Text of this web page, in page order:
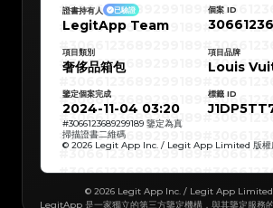
#3066123689299189
#3066123689299189
#3066123689299189
#3066123689299189
#3066123689299189
#3066123689299189
#3066123689299189
#3066123689299189
#3066123689299189
#3066123689299189
#3066123689299189
#3066123689299189
#3066123689299189
#3066123689299189
#3066123689299189
#3066123689299189
#3066123689299189
#3066123689299189
#3066123689299189
#3066123689299189
證書持有人 已驗證
LegitApp Team
個案 ID
項目類別
奢侈品箱包
項目品牌
Louis
鑒定個案完成
2024-11-04 03:20
標籤 ID
#3066123689299189 鑒定為真
掃描證書二維碼
© 2026 Legit App Inc. / Legit App Limited 版權
© 2026 Legit App Inc. / Legit App Limited
LegitApp 是一家獨立的第三方鑒定機構，與其鑒定服務的